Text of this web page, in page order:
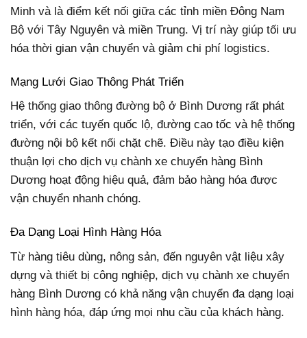
Minh và là điểm kết nối giữa các tỉnh miền Đông Nam
Bộ với Tây Nguyên và miền Trung. Vị trí này giúp tối ưu
hóa thời gian vận chuyển và giảm chi phí logistics.
Mạng Lưới Giao Thông Phát Triển
Hệ thống giao thông đường bộ ở Bình Dương rất phát
triển, với các tuyến quốc lộ, đường cao tốc và hệ thống
đường nội bộ kết nối chặt chẽ. Điều này tạo điều kiện
thuận lợi cho dịch vụ chành xe chuyển hàng Bình
Dương hoạt động hiệu quả, đảm bảo hàng hóa được
vận chuyển nhanh chóng.
Đa Dạng Loại Hình Hàng Hóa
Từ hàng tiêu dùng, nông sản, đến nguyên vật liệu xây
dựng và thiết bị công nghiệp, dịch vụ chành xe chuyển
hàng Bình Dương có khả năng vận chuyển đa dạng loại
hình hàng hóa, đáp ứng mọi nhu cầu của khách hàng.